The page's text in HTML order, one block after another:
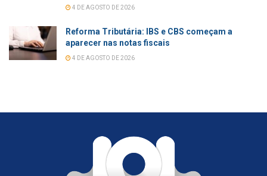
4 DE AGOSTO DE 2026
Reforma Tributária: IBS e CBS começam a
aparecer nas notas fiscais
4 DE AGOSTO DE 2026